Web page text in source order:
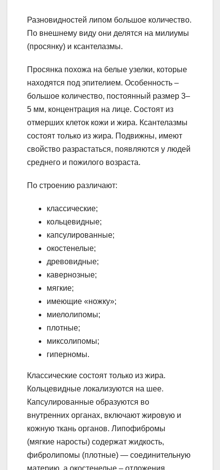
Разновидностей липом большое количество.
По внешнему виду они делятся на милиумы
(просянку) и ксантелазмы.
Просянка похожа на белые узелки, которые
находятся под эпителием. Особенность –
большое количество, постоянный размер 3–
5 мм, концентрация на лице. Состоят из
отмерших клеток кожи и жира. Ксантелазмы
состоят только из жира. Подвижны, имеют
свойство разрастаться, появляются у людей
среднего и пожилого возраста.
По строению различают:
классические;
кольцевидные;
капсулированные;
окостенелые;
древовидные;
кавернозные;
мягкие;
имеющие «ножку»;
миелолипомы;
плотные;
миксолипомы;
гиперномы.
Классические состоят только из жира.
Кольцевидные локализуются на шее.
Капсулированные образуются во
внутренних органах, включают жировую и
кожную ткань органов. Липофибромы
(мягкие наросты) содержат жидкость,
фибролипомы (плотные) — соединительную